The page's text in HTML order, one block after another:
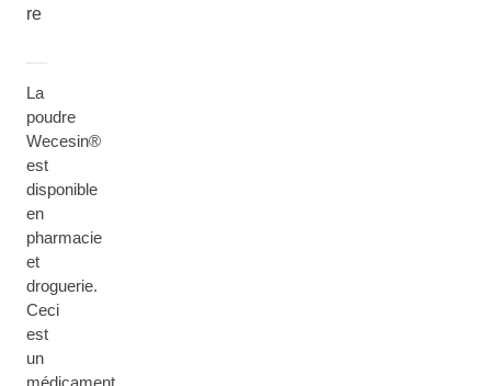
re
La
poudre
Wecesin®
est
disponible
en
pharmacie
et
droguerie.
Ceci
est
un
médicament